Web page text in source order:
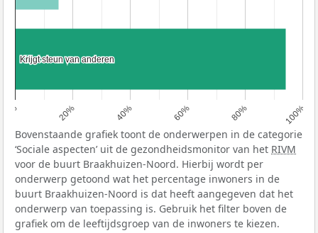
0% 20% 40% 60% 80% 100%
Krijgt steun van anderen
Krijgt steun van anderen
Bovenstaande grafiek toont de onderwerpen in de categorie
‘Sociale aspecten’ uit de gezondheidsmonitor van het RIVM
voor de buurt Braakhuizen-Noord. Hierbij wordt per
onderwerp getoond wat het percentage inwoners in de
buurt Braakhuizen-Noord is dat heeft aangegeven dat het
onderwerp van toepassing is. Gebruik het filter boven de
grafiek om de leeftijdsgroep van de inwoners te kiezen.